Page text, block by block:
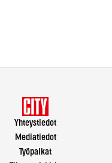
Yhteystiedot
Mediatiedot
Työpaikat